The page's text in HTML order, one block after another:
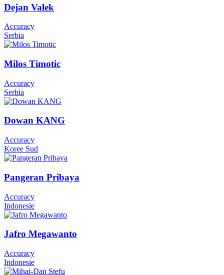
Dejan Valek
Accuracy
Serbia
Milos Timotic
Accuracy
Serbia
Dowan KANG
Accuracy
Koree Sud
Pangeran Pribaya
Accuracy
Indonesie
Jafro Megawanto
Accuracy
Indonesie